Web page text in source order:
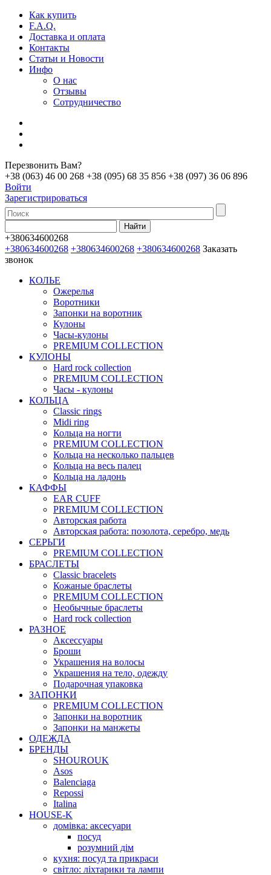
Как купить
F.A.Q.
Доставка и оплата
Контакты
Статьи и Новости
Инфо
О нас
Отзывы
Сотрудничество
Перезвонить Вам?
+38 (063) 46 00 268 +38 (095) 68 35 856 +38 (097) 36 06 896
Войти
Зарегистрироваться
+380634600268
+380634600268 +380634600268 +380634600268 Заказать
звонок
КОЛЬЕ
Ожерелья
Воротники
Запонки на воротник
Кулоны
Часы-кулоны
PREMIUM COLLECTION
КУЛОНЫ
Hard rock collection
PREMIUM COLLECTION
Часы - кулоны
КОЛЬЦА
Classic rings
Midi ring
Кольца на ногти
PREMIUM COLLECTION
Кольца на несколько пальцев
Кольца на весь палец
Кольца на ладонь
КАФФЫ
EAR CUFF
PREMIUM COLLECTION
Авторская работа
Авторская работа: позолота, серебро, медь
СЕРЬГИ
PREMIUM COLLECTION
БРАСЛЕТЫ
Classic bracelets
Кожаные браслеты
PREMIUM COLLECTION
Необычные браслеты
Hard rock collection
РАЗНОЕ
Аксессуары
Броши
Украшения на волосы
Украшения на тело, одежду
Подарочная упаковка
ЗАПОНКИ
PREMIUM COLLECTION
Запонки на воротник
Запонки на манжеты
ОДЕЖДА
БРЕНДЫ
SHOUROUK
Asos
Balenciaga
Repossi
Italina
HOUSE-K
домівка: аксесуари
посуд
розумний дім
кухня: посуд та прикраси
світло: ліхтарики та лампи